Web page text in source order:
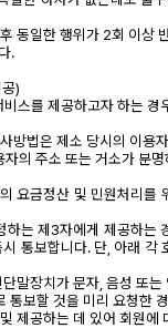
동일한 행위가 2회 이
.
)
스를 제공하고자 하는
방법은 제소 당시의 이용
의 주소 또는 거소가 분
요금정산 및 민원처리를
는 제3자에게 제공하는
통보합니다. 단, 아래 각
말장치가 문자, 음성 또
통보할 것을 미리 요청한
제공하는 데 있어 회원에